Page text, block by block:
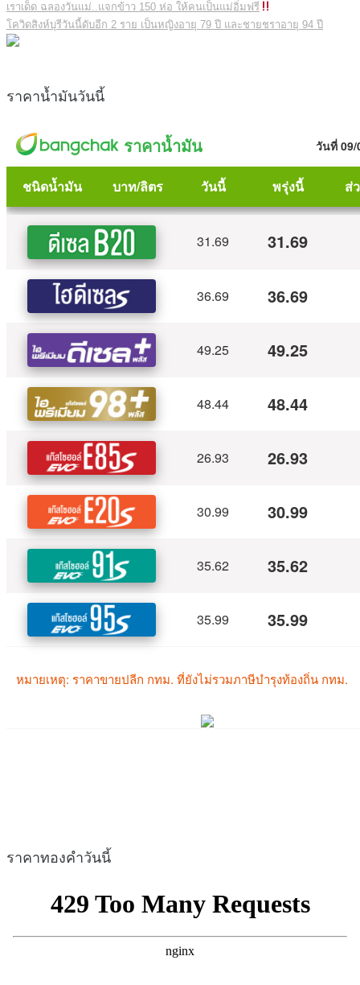
เราเด็ด ฉลองวันแม่..แจกข้าว 150 ห่อ ให้คนเป็นแม่อิ่มฟรี
โควิดสิงห์บุรีวันนี้ดับอีก 2 ราย เป็นหญิงอายุ 79 ปี และชายชราอายุ 94 ปี
ราคาน้ำมันวันนี้
ราคาทองคำวันนี้